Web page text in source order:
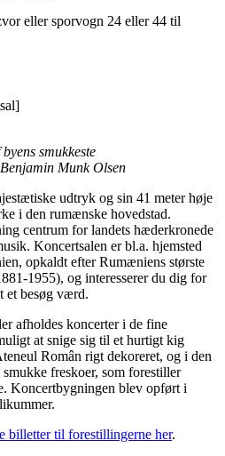
eller sporvogn 24 eller 44 til
smukkeste
Munk Olsen
udtryk og sin 41 meter høje
i den rumænske hovedstad.
centrum for landets hæderkronede
Koncertsalen er bl.a. hjemsted
opkaldt efter Rumæniens største
1955), og interesserer du dig for
et besøg værd.
afholdes koncerter i de fine
at snige sig til et hurtigt kig
Român rigt dekoreret, og i den
freskoer, som forestiller
Koncertbygningen blev opført i
billetter til forestillingerne her.